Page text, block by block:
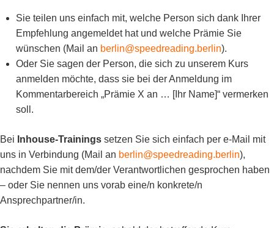
Sie teilen uns einfach mit, welche Person sich dank Ihrer
Empfehlung angemeldet hat und welche Prämie Sie
wünschen (Mail an berlin@speedreading.berlin).
Oder Sie sagen der Person, die sich zu unserem Kurs
anmelden möchte, dass sie bei der Anmeldung im
Kommentarbereich „Prämie X an … [Ihr Name]“ vermerken
soll.
Bei Inhouse-Trainings setzen Sie sich einfach per e-Mail mit
uns in Verbindung (Mail an berlin@speedreading.berlin),
nachdem Sie mit dem/der Verantwortlichen gesprochen haben
– oder Sie nennen uns vorab eine/n konkrete/n
Ansprechpartner/in.